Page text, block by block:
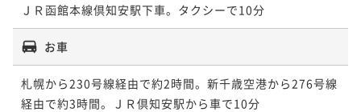
ＪＲ函館本線倶知安駅下車。タクシーで10分
お車
札幌から230号線経由で約2時間。新千歳空港から276号線
経由で約3時間。ＪＲ倶知安駅から車で10分